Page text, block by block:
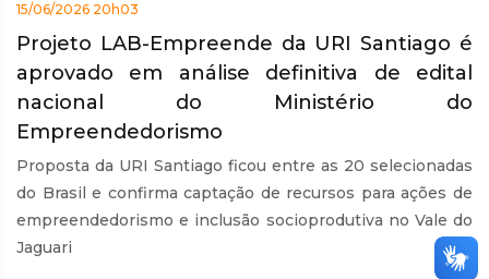
15/06/2026 20h03
Projeto LAB-Empreende da URI Santiago é
aprovado em análise definitiva de edital
nacional do Ministério do
Empreendedorismo
Proposta da URI Santiago ficou entre as 20 selecionadas
do Brasil e confirma captação de recursos para ações de
empreendedorismo e inclusão socioprodutiva no Vale do
Jaguari